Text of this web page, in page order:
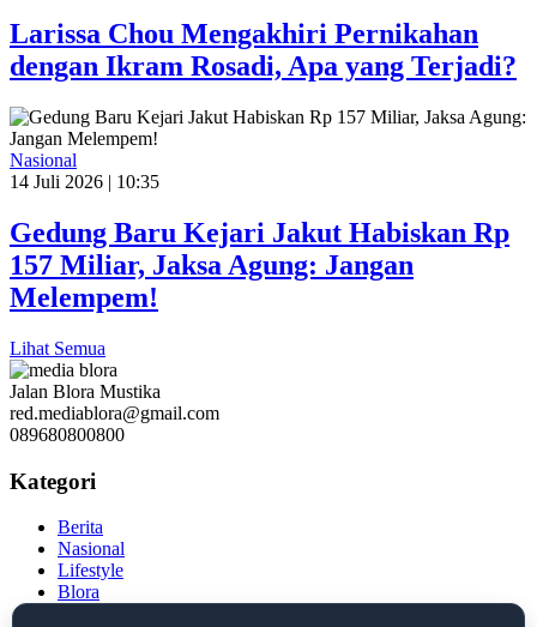
Larissa Chou Mengakhiri Pernikahan
dengan Ikram Rosadi, Apa yang Terjadi?
Nasional
14 Juli 2026 | 10:35
Gedung Baru Kejari Jakut Habiskan Rp
157 Miliar, Jaksa Agung: Jangan
Melempem!
Lihat Semua
Jalan Blora Mustika
red.mediablora@gmail.com
089680800800
Kategori
Berita
Nasional
Lifestyle
Blora